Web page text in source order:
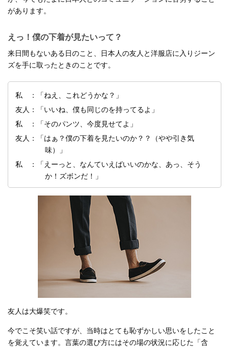
があります。
えっ！僕の下着が見たいって？
来日間もないある日のこと、日本人の友人と洋服店に入りジーン
ズを手に取ったときのことです。
私 ：「ねえ、これどうかな？」
友人：「いいね、僕も同じのを持ってるよ」
私 ：「そのパンツ、今度見せてよ」
友人：「はぁ？僕の下着を見たいのか？？（やや引き気
味）」
私 ：「えーっと、なんていえばいいのかな、あっ、そう
か！ズボンだ！」
友人は大爆笑です。
今でこそ笑い話ですが、当時はとても恥ずかしい思いをしたこと
を覚えています。言葉の選び方にはその場の状況に応じた「含